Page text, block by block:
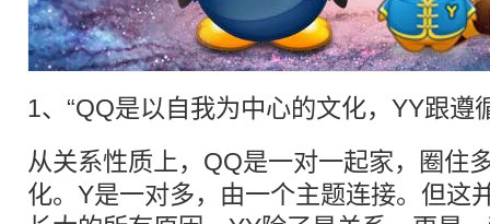
1、“QQ是以自我为中心的文化， YY跟遵
从关系性质上，QQ是一对一起家，圈住
化。Y是一对多，由一个主题连接。但这